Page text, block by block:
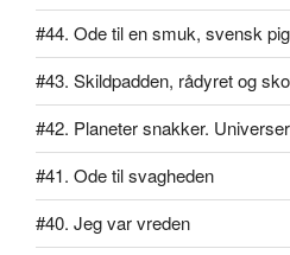
#44. Ode til en smuk, svensk
#43. Skildpadden, rådyret og
#42. Planeter snakker.
#41. Ode til svagheden
#40. Jeg var vreden